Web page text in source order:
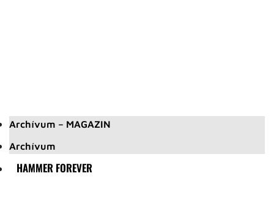
Archívum – MAGAZIN
Archívum
HAMMER FOREVER